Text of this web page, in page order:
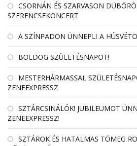
CSORNÁN ÉS SZARVASON
SZERENCSEKONCERT
A SZÍNPADON ÜNNEPLI A
BOLDOG SZÜLETÉSNAPOT!
MESTERHÁRMASSAL
ZENEEXPRESSZ
SZTÁRCSINÁLÓK! JUBILEUMOT
ZENEEXPRESSZ!
SZTÁROK ÉS HATALMAS TÖMEG